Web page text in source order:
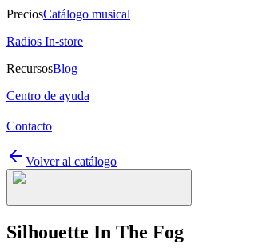
PreciosCatálogo musical
Radios In-store
RecursosBlog
Centro de ayuda
Contacto
Volver al catálogo
Silhouette In The Fog